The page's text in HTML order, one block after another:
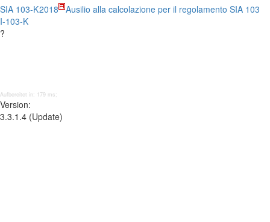
SIA 103-K
I-103-K
?
2018 Ausilio alla calcolazione per il regolamento SIA 103
Aufbereitet in: 179 ms;
Version:
3.3.1.4 (Update)